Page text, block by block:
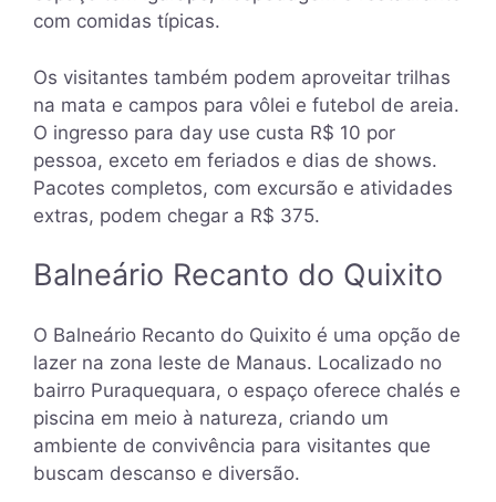
com comidas típicas.
Os visitantes também podem aproveitar trilhas
na mata e campos para vôlei e futebol de areia.
O ingresso para day use custa R$ 10 por
pessoa, exceto em feriados e dias de shows.
Pacotes completos, com excursão e atividades
extras, podem chegar a R$ 375.
Balneário Recanto do Quixito
O Balneário Recanto do Quixito é uma opção de
lazer na zona leste de Manaus. Localizado no
bairro Puraquequara, o espaço oferece chalés e
piscina em meio à natureza, criando um
ambiente de convivência para visitantes que
buscam descanso e diversão.